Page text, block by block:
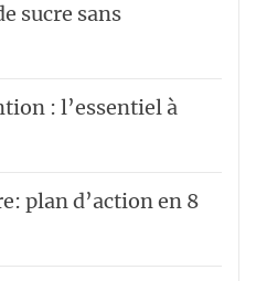
sucre sans
: l’essentiel à
plan d’action en 8